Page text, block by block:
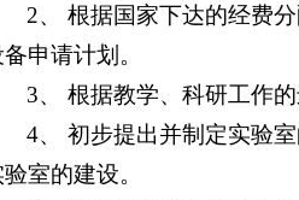
2、 根据国家下达的经费
申请计划。
3、 根据教学、科研工作
4、 初步提出并制定实验
室的建设。